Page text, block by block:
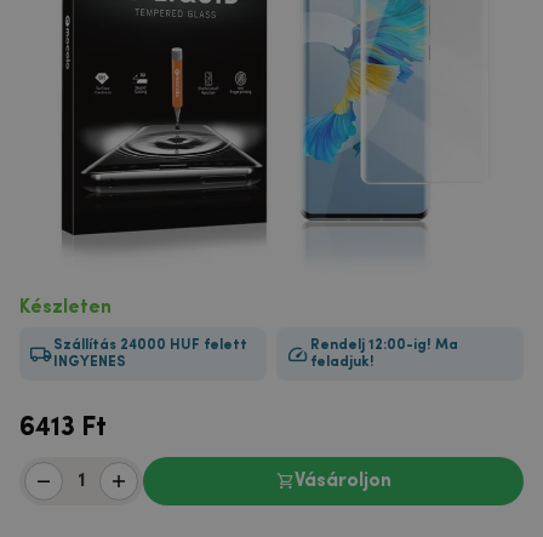
Készleten
Szállítás 24000 HUF felett
INGYENES
Rendelj 12:00-ig! Ma
feladjuk!
6413 Ft
Vásároljon